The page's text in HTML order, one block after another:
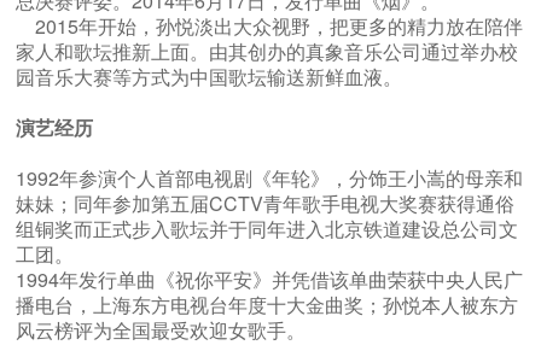
2015年开始，孙悦淡出大众视野，把更多的精力放在陪伴
家人和歌坛推新上面。由其创办的真象音乐公司通过举办校
园音乐大赛等方式为中国歌坛输送新鲜血液。
演艺经历
1992年参演个人首部电视剧《年轮》，分饰王小嵩的母亲和
妹妹；同年参加第五届CCTV青年歌手电视大奖赛获得通俗
组铜奖而正式步入歌坛并于同年进入北京铁道建设总公司文
工团。
1994年发行单曲《祝你平安》并凭借该单曲荣获中央人民广
播电台，上海东方电视台年度十大金曲奖；孙悦本人被东方
风云榜评为全国最受欢迎女歌手。